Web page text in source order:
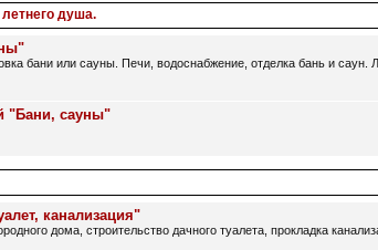
душа.
бани или сауны. Печи, водоснабжение, отделка бань и саун.
"Бани, сауны"
канализация"
дома, строительство дачного туалета, прокладка